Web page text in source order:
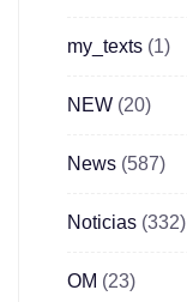
my_texts (1)
NEW (20)
News (587)
Noticias (332)
OM (23)